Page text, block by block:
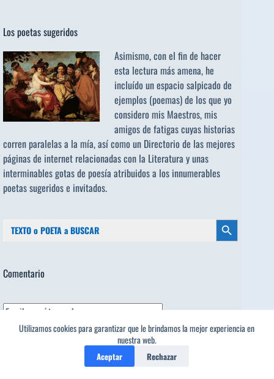
Utilizamos cookies para garantizar que le brindamos la mejor experiencia en
nuestra web.
Aceptar Rechazar
Los poetas sugeridos
Asimismo, con el fin de hacer
esta lectura más amena, he
incluído un espacio salpicado de
ejemplos (poemas) de los que yo
considero mis Maestros, mis
amigos de fatigas cuyas historias
corren paralelas a la mía, así como un Directorio de las mejores
páginas de internet relacionadas con la Literatura y unas
interminables gotas de poesía atribuidos a los innumerables
poetas sugeridose invitados.
Botón de búsqueda
Comentario